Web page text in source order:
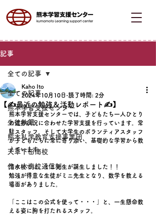
記事
全ての記事
熊本学習支援センター
生徒執筆
熊本私学教育支援事業団
天草下田南校
代々木高校通信制
全ての記事
【✍最近の勉強＆活動レポート✍】
Kaho Ito
2024年10月10日 読了時間: 2分
熊本学習支援センターでは、子どもたち一人ひとり
の進捗状況に合わせた学習支援を行っています。常
駐スタッフ、そして大学生のボランティアスタッフ
が子どもたちに常に寄り添い、基礎的な学習から教
えています。
清水校では、ミニ先生が誕生しました！！
勉強が得意な生徒がミニ先生となり、数学を教える
場面がありました。
「ここはこの公式を使って・・・」と、一生懸命教
える姿に胸を打たれるスタッフ。